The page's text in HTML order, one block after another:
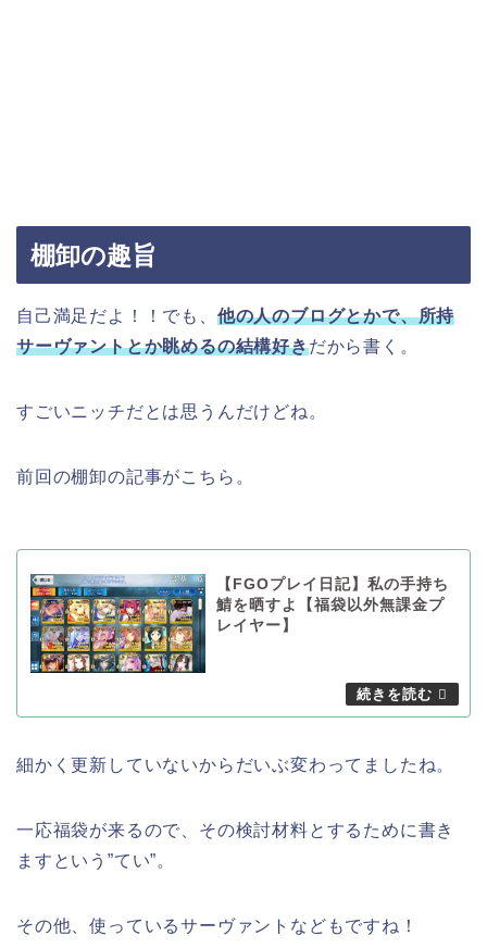
棚卸の趣旨
自己満足だよ！！でも、 他の人のブログとかで、所持
サーヴァントとか眺めるの結構好きだから書く。
すごいニッチだとは思うんだけどね。
前回の棚卸の記事がこちら。
【FGOプレイ日記】私の手持ち
鯖を晒すよ【福袋以外無課金プ
レイヤー】
細かく更新していないからだいぶ変わってましたね。
一応福袋が来るので、その検討材料とするために書き
ますという”てい”。
その他、使っているサーヴァントなどもですね！